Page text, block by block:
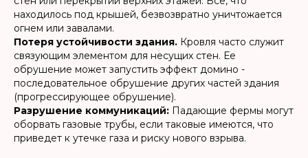
находилось под крышей, безвозвратно уничтожается
огнем или завалами.
Потеря устойчивости здания. Кровля часто служит
связующим элементом для несущих стен. Ее
обрушение может запустить эффект домино -
последовательное обрушение других частей здания
(прогрессирующее обрушение).
Разрушение коммуникаций: Падающие фермы могут
оборвать газовые трубы, если таковые имеются, что
приведет к утечке газа и риску нового взрыва.